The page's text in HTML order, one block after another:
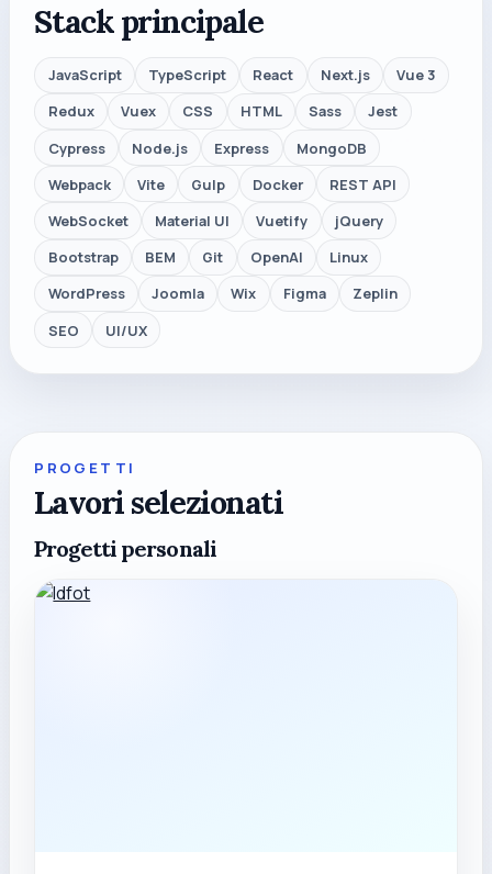
Stack principale
JavaScript TypeScript React Next.js
Vue 3
Redux
Vuex CSS HTML Sass
Jest
Cypress
Node.js Express
MongoDB
Webpack
Vite Gulp Docker
REST API
WebSocket
Material UI Vuetify
jQuery
Bootstrap
BEM Git OpenAI
Linux
WordPress
Joomla Wix Figma
Zeplin
SEO
UI/UX
PROGETTI
Lavori selezionati
Progetti personali